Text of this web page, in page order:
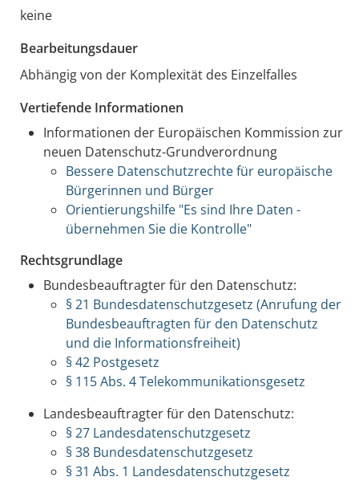
keine
Bearbeitungsdauer
Abhängig von der Komplexität des Einzelfalles
Vertiefende Informationen
Informationen der Europäischen Kommission zur
neuen Datenschutz-Grundverordnung
Bessere Datenschutzrechte für europäische
Bürgerinnen und Bürger
Orientierungshilfe "Es sind Ihre Daten -
übernehmen Sie die Kontrolle"
Rechtsgrundlage
Bundesbeauftragter für den Datenschutz:
§ 21 Bundesdatenschutzgesetz (Anrufung der
Bundesbeauftragten für den Datenschutz
und die Informationsfreiheit)
§ 42 Postgesetz
§ 115 Abs. 4 Telekommunikationsgesetz
Landesbeauftragter für den Datenschutz:
§ 27 Landesdatenschutzgesetz
§ 38 Bundesdatenschutzgesetz
§ 31 Abs. 1 Landesdatenschutzgesetz